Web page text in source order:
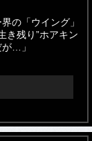
の「ウイング」
き残り”ホアキン
…」